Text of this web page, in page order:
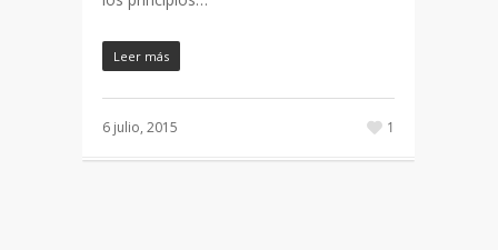
Leer más
6 julio, 2015 1